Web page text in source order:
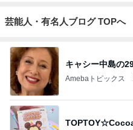
芸能人・有名人ブログ TOPへ
キャシー中島の
Amebaトピックス